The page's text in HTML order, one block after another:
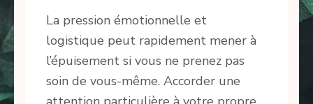
La pression émotionnelle et
logistique peut rapidement mener à
l’épuisement si vous ne prenez pas
soin de vous-même. Accorder une